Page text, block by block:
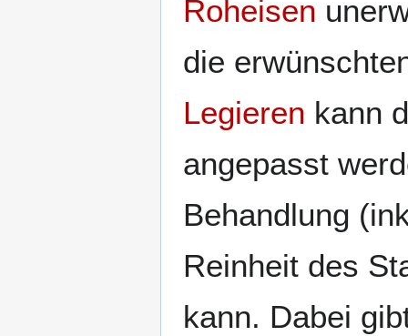
Roheisen
die
Legieren kann
angepasst
Behandlung
Reinheit des
kann. Dabei